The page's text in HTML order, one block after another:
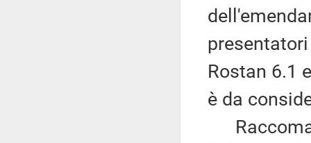
Rostan 6.1
è da